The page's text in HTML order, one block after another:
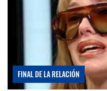
FINAL DE LA RELACIÓN